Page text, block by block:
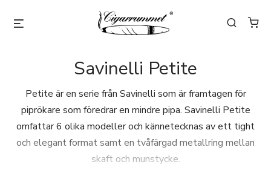
Savinelli Petite
Petite är en serie från Savinelli som är framtagen för
piprökare som föredrar en mindre pipa. Savinelli Petite
omfattar 6 olika modeller och kännetecknas av ett tight
och elegant format samt en tvåfärgad metallring mellan
skaft och munstycke.